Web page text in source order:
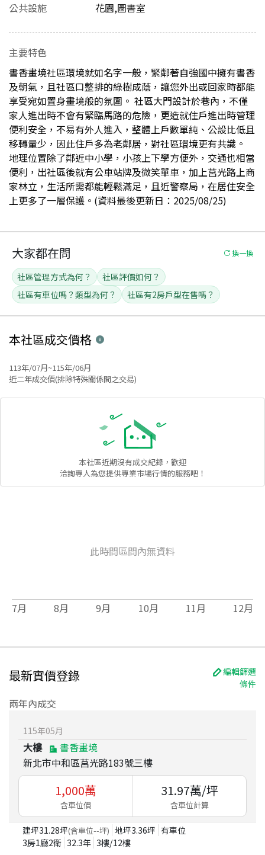
公共設施
花園,圖書室
主要特色
書香畫境社區環境就如名字一般，緊鄰著自強國中擁有書香
及朝氣，且社區口整排的綠樹成蔭，讓您外出或回家時都能
享受宛如置身畫境般的氛圍。 社區大門設計於巷內，不僅
家人進出時不會有緊臨馬路的危險，更造就住戶進出時管理
便利安全，不易有外人進入，整體上戶數單純、公設比低且
移轉量少，因此住戶多為老鄰居，對社區環境更有共識。
地理位置除了鄰近中小學，小孩上下學方便外，交通也相當
便利，出社區後就有公車站牌及微笑單車，加上莒光路上商
家林立，生活所需都能輕鬆滿足，且近警察局，在居住安全
上更多了一層保護。(資料最後更新日：2025/08/25)
大家都在問 換一換
社區管理方式為何？
社區評價如何？
社區有車位嗎？類型為何？
社區有2房戶型在售嗎？
本社區成交價格
113年/07月~115年/06月
近二年成交價(排除特殊關係間之交易)
本社區近期沒有成交紀錄，歡迎
洽詢專人為您提供專業市場行情的服務吧！
此時間區間內無資料
7月 8月 9月 10月 11月 12月
最新實價登錄
編輯篩選
條件
兩年內成交
115年05月
大樓
書香畫境
新北市中和區莒光路183號三樓
1,000萬
含車位價
31.97萬/坪
含車位計算
建坪31.28坪(含車位--坪) 地坪3.36坪 有車位
3房1廳2衛 32.3年 3樓/12樓